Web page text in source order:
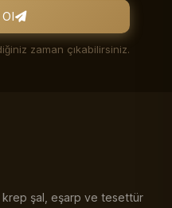
zaman çıkabilirsiniz.
şal, eşarp ve tesettür